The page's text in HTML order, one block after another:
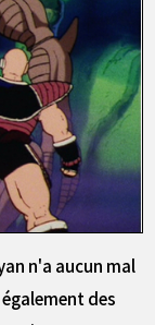
n'a aucun mal
des